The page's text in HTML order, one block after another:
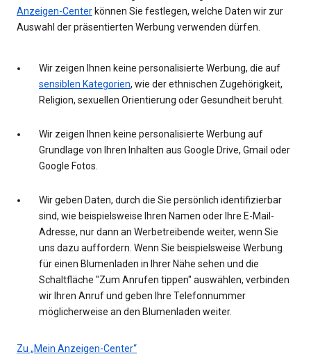
Anzeigen-Center können Sie festlegen, welche Daten wir zur
Auswahl der präsentierten Werbung verwenden dürfen.
Wir zeigen Ihnen keine personalisierte Werbung, die auf
sensiblen Kategorien, wie der ethnischen Zugehörigkeit,
Religion, sexuellen Orientierung oder Gesundheit beruht.
Wir zeigen Ihnen keine personalisierte Werbung auf
Grundlage von Ihren Inhalten aus Google Drive, Gmail oder
Google Fotos.
Wir geben Daten, durch die Sie persönlich identifizierbar
sind, wie beispielsweise Ihren Namen oder Ihre E-Mail-
Adresse, nur dann an Werbetreibende weiter, wenn Sie
uns dazu auffordern. Wenn Sie beispielsweise Werbung
für einen Blumenladen in Ihrer Nähe sehen und die
Schaltfläche "Zum Anrufen tippen" auswählen, verbinden
wir Ihren Anruf und geben Ihre Telefonnummer
möglicherweise an den Blumenladen weiter.
Zu „Mein Anzeigen-Center“